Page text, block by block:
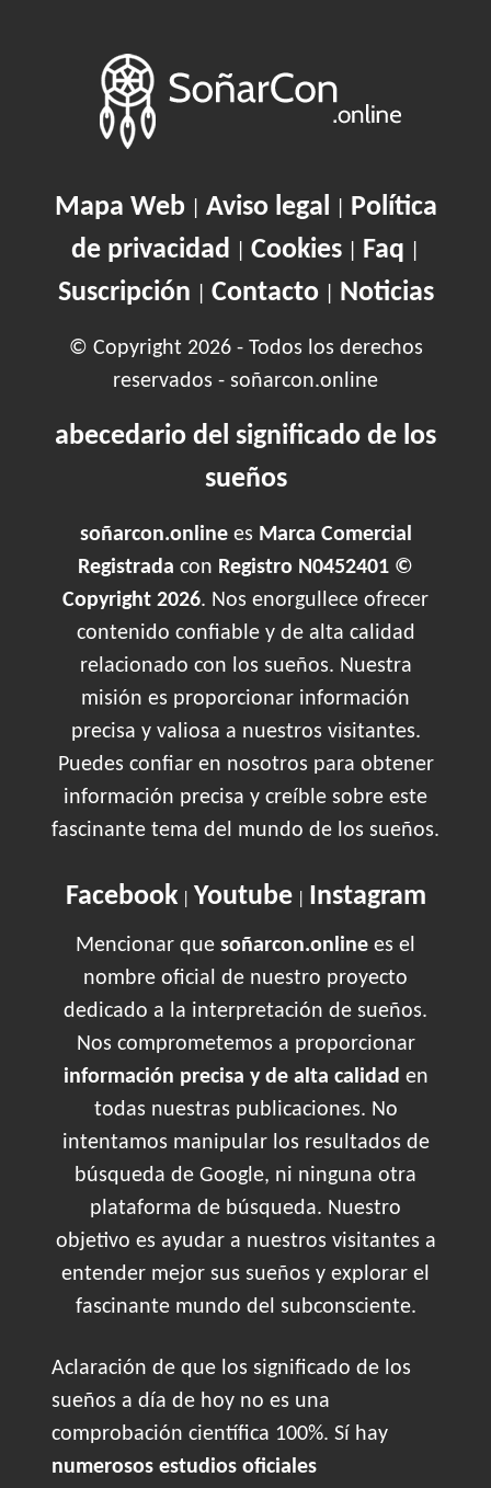
Mapa Web| Aviso legal
Política
de privacidad
Cookies Faq
Suscripción Contacto| Noticias
© Copyright 2026 - Todos los derechos
reservados - soñarcon.online
abecedario del significado de los
sueños
soñarcon.onlinees Marca Comercial
Registrada con Registro N0452401 ©
Copyright 2026. Nos enorgullece ofrecer
contenido confiable y de alta calidad
relacionado con los sueños. Nuestra
misión es proporcionar información
precisa y valiosa a nuestros visitantes.
Puedes confiar en nosotros para obtener
información precisa y creíble sobre este
fascinante tema del mundo de los sueños.
Facebook| Youtube| Instagram
Mencionar que soñarcon.online es el
nombre oficial de nuestro proyecto
dedicado a la interpretación de sueños.
Nos comprometemos a proporcionar
información precisa y de alta calidad en
todas nuestras publicaciones. No
intentamos manipular los resultados de
búsqueda de Google, ni ninguna otra
plataforma de búsqueda. Nuestro
objetivo es ayudar a nuestros visitantes a
entender mejor sus sueños y explorar el
fascinante mundo del subconsciente.
Aclaración de que los significado de los
sueños a día de hoy no es una
comprobación científica 100%. Sí hay
numerosos estudios oficiales